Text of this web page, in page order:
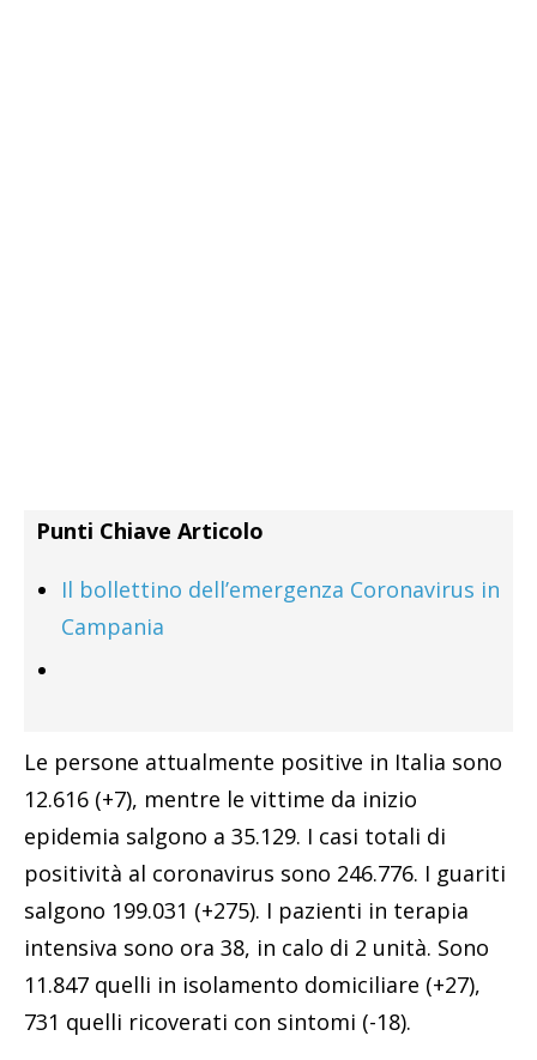
Punti Chiave Articolo
Il bollettino dell’emergenza Coronavirus in
Campania
Le persone attualmente positive in Italia sono
12.616 (+7), mentre le vittime da inizio
epidemia salgono a 35.129. I casi totali di
positività al coronavirus sono 246.776. I guariti
salgono 199.031 (+275). I pazienti in terapia
intensiva sono ora 38, in calo di 2 unità. Sono
11.847 quelli in isolamento domiciliare (+27),
731 quelli ricoverati con sintomi (-18).